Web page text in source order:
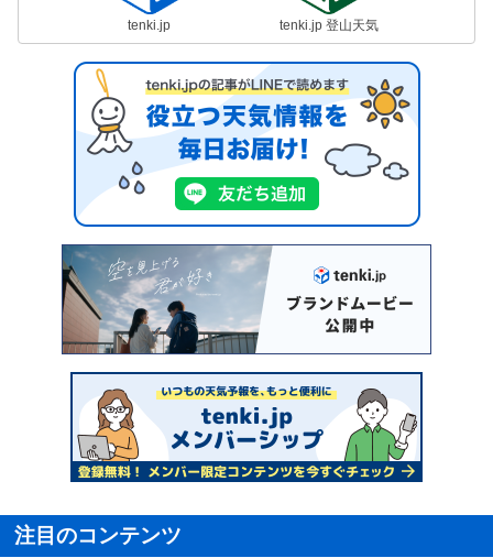
tenki.jp tenki.jp 登山天気
注目のコンテンツ